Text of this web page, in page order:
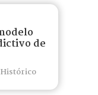
de